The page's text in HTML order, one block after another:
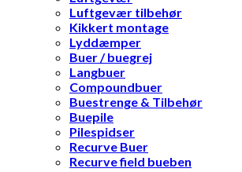
Luftgevær tilbehør
Kikkert montage
Lyddæmper
Buer / buegrej
Langbuer
Compoundbuer
Buestrenge & Tilbehør
Buepile
Pilespidser
Recurve Buer
Recurve field bueben